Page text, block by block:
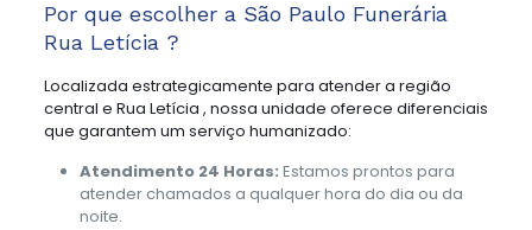
Por que escolher a São Paulo Funerária
Rua Letícia ?
Localizada estrategicamente para atender a região
central e Rua Letícia , nossa unidade oferece diferenciais
que garantem um serviço humanizado:
Atendimento 24 Horas: Estamos prontos para
atender chamados a qualquer hora do dia ou da
noite.